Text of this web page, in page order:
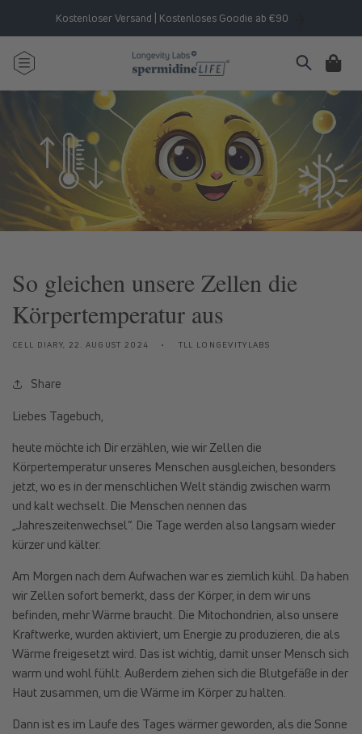
Inhalt
Kostenloser Versand | Kostenloses Goodie ab €90
Warenkorb
So gleichen unsere Zellen die
Körpertemperatur aus
CELL DIARY, 22. AUGUST 2024 TLL LONGEVITYLABS
Share
Liebes Tagebuch,
heute möchte ich Dir erzählen, wie wir Zellen die
Körpertemperatur unseres Menschen ausgleichen, besonders
jetzt, wo es in der menschlichen Welt ständig zwischen warm
und kalt wechselt. Die Menschen nennen das
„Jahreszeitenwechsel“. Die Tage werden also langsam wieder
kürzer und kälter.
Am Morgen nach dem Aufwachen war es ziemlich kühl. Da haben
wir Zellen sofort bemerkt, dass der Körper, in dem wir uns
befinden, mehr Wärme braucht. Die Mitochondrien, also unsere
Kraftwerke, wurden aktiviert, um Energie zu produzieren, die als
Wärme freigesetzt wird. Das ist wichtig, damit unser Mensch sich
warm und wohl fühlt. Außerdem ziehen sich die Blutgefäße in der
Haut zusammen, um die Wärme im Körper zu halten.
Dann ist es im Laufe des Tages wärmer geworden, als die Sonne